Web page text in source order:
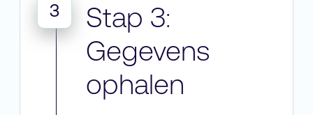
3
Stap 3:
Gegevens
ophalen